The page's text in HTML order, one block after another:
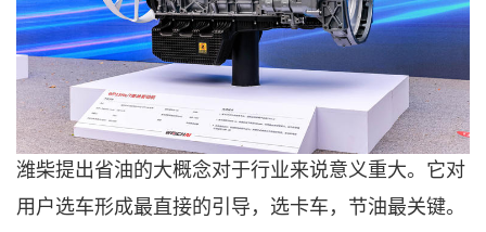
潍柴提出省油的大概念对于行业来说意义重大。它对
用户选车形成最直接的引导，选卡车，节油最关键。